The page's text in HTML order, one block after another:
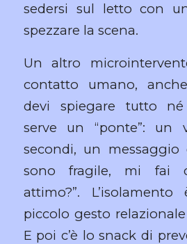
sedersi sul letto con
spezzare la scena.
Un altro
contatto umano,
devi spiegare tutto né
serve un “ponte”: un
secondi, un messaggio
sono fragile, mi fai
attimo?”.
piccolo gesto
E poi c’è lo snack di